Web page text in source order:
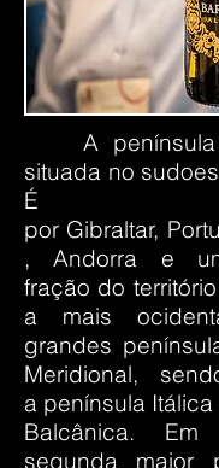
A península
situada no
É
por Gibraltar,
,Andorra e
fração do
a mais
grandes
Meridional,
a península Itálica
Balcânica. Em
segunda maior